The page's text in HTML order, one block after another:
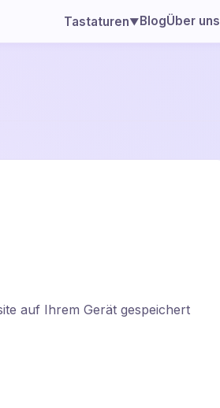
Tastaturen▼BlogÜber uns
auf Ihrem Gerät gespeichert